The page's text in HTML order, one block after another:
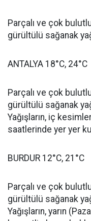
Parçalı ve çok
gürültülü sağanak
ANTALYA 18°C, 24°C
Parçalı ve çok
gürültülü sağanak
Yağışların, iç
saatlerinde yer yer
BURDUR 12°C, 21°C
Parçalı ve çok
gürültülü sağanak
Yağışların, yarın